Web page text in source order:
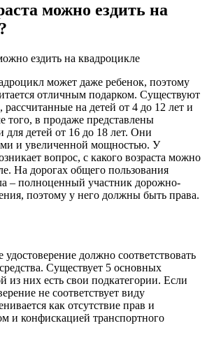
можно ездить на
может даже ребенок, поэтому
отличным подарком. Существуют
на детей от 4 до 12 лет и
того, в продаже представлены
для детей от 16 до 18 лет. Они
и увеличенной мощностью. У
вопрос, с какого возраста можно
На дорогах общего пользования
– полноценный участник дорожно-
поэтому у него должны быть права.
должно соответствовать
Существует 5 основных
из них есть свои подкатегории. Если
не соответствует виду
как отсутствие прав и
и конфискацией транспортного